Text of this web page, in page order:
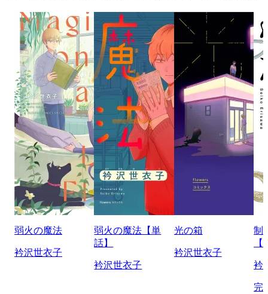
弱火の魔法
衿沢世衣子
弱火の魔法【単
話】
衿沢世衣子
光の箱
衿沢世衣子
制
衿
完